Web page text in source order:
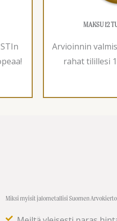
MAKSU 12
Arvioinnin
rahat tilillesi
Miksi myisit jalometallisi Suomen